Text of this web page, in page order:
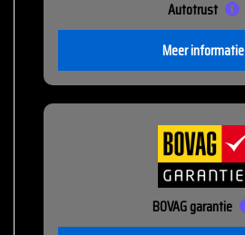
Autotrust
Meer informatie
BOVAG garantie